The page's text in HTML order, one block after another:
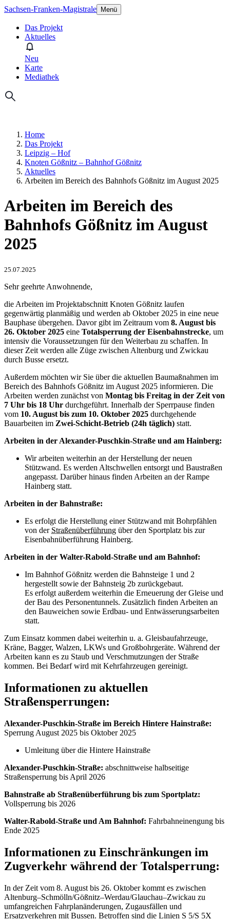
Sachsen-Franken-Magistrale Menü
Das Projekt
Aktuelles
Neu
Karte
Mediathek
Home
Das Projekt
Leipzig – Hof
Knoten Gößnitz – Bahnhof Gößnitz
Aktuelles
Arbeiten im Bereich des Bahnhofs Gößnitz im August 2025
Arbeiten im Bereich des
Bahnhofs Gößnitz im August
2025
25.07.2025
Sehr geehrte Anwohnende,
die Arbeiten im Projektabschnitt Knoten Gößnitz laufen
gegenwärtig planmäßig und werden ab Oktober 2025 in eine neue
Bauphase übergehen. Davor gibt im Zeitraum vom 8. August bis
26. Oktober 2025 eine Totalsperrung der Eisenbahnstrecke, um
intensiv die Voraussetzungen für den Weiterbau zu schaffen. In
dieser Zeit werden alle Züge zwischen Altenburg und Zwickau
durch Busse ersetzt.
Außerdem möchten wir Sie über die aktuellen Baumaßnahmen im
Bereich des Bahnhofs Gößnitz im August 2025 informieren. Die
Arbeiten werden zunächst von Montag bis Freitag in der Zeit von
7 Uhr bis 18 Uhr durchgeführt. Innerhalb der Sperrpause finden
vom 10. August bis zum 10. Oktober 2025 durchgehende
Bauarbeiten im Zwei-Schicht-Betrieb (24h täglich) statt.
Arbeiten in der Alexander-Puschkin-Straße und am Hainberg:
Wir arbeiten weiterhin an der Herstellung der neuen
Stützwand. Es werden Altschwellen entsorgt und Baustraßen
angepasst. Darüber hinaus finden Arbeiten an der Rampe
Hainberg statt.
Arbeiten in der Bahnstraße:
Es erfolgt die Herstellung einer Stützwand mit Bohrpfählen
von der Straßenüberführung über den Sportplatz bis zur
Eisenbahnüberführung Hainberg.
Arbeiten in der Walter-Rabold-Straße und am Bahnhof:
Im Bahnhof Gößnitz werden die Bahnsteige 1 und 2
hergestellt sowie der Bahnsteig 2b zurückgebaut.
Es erfolgt außerdem weiterhin die Erneuerung der Gleise und
der Bau des Personentunnels. Zusätzlich finden Arbeiten an
den Bauweichen sowie Erdbau- und Entwässerungsarbeiten
statt.
Zum Einsatz kommen dabei weiterhin u. a. Gleisbaufahrzeuge,
Kräne, Bagger, Walzen, LKWs und Großbohrgeräte. Während der
Arbeiten kann es zu Staub und Verschmutzungen der Straße
kommen. Bei Bedarf wird mit Kehrfahrzeugen gereinigt.
Informationen zu aktuellen
Straßensperrungen:
Alexander-Puschkin-Straße im Bereich Hintere Hainstraße:
Sperrung August 2025 bis Oktober 2025
Umleitung über die Hintere Hainstraße
Alexander-Puschkin-Straße: abschnittweise halbseitige
Straßensperrung bis April 2026
Bahnstraße ab Straßenüberführung bis zum Sportplatz:
Vollsperrung bis 2026
Walter-Rabold-Straße und Am Bahnhof: Fahrbahneinengung bis
Ende 2025
Informationen zu Einschränkungen im
Zugverkehr während der Totalsperrung:
In der Zeit vom 8. August bis 26. Oktober kommt es zwischen
Altenburg–Schmölln/Gößnitz–Werdau/Glauchau–Zwickau zu
umfangreichen Fahrplanänderungen, Zugausfällen und
Ersatzverkehren mit Bussen. Betroffen sind die Linien S 5/S 5X